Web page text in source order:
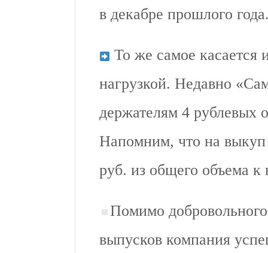
в декабре прошлого
То же самое касается
нагрузкой. Недавно
держателям 4 рублевых
Напомним, что на
руб. из общего объема
Помимо
выпусков компания